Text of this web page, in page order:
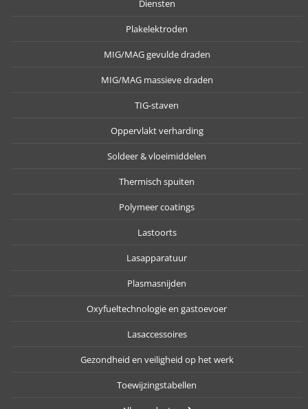
Diensten
Plakelektroden
MIG/MAG gevulde draden
MIG/MAG massieve draden
TIG-staven
Oppervlakt verharding
Soldeer & vloeimiddelen
Thermisch spuiten
Polymeer coatings
Lastoorts
Lasapparatuur
Plasmasnijden
Oxyfueltechnologie en gastoevoer
Lasaccessoires
Gezondheid en veiligheid op het werk
Toewijzingstabellen